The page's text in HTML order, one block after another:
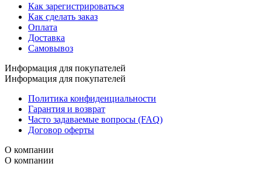
Как зарегистрироваться
Как сделать заказ
Оплата
Доставка
Самовывоз
Информация для покупателей
Информация для покупателей
Политика конфиденциальности
Гарантия и возврат
Часто задаваемые вопросы (FAQ)
Договор оферты
О компании
О компании